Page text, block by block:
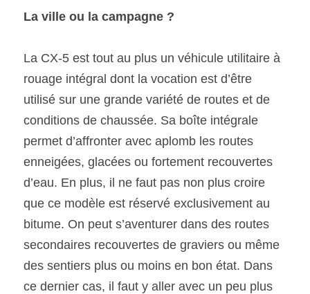
La ville ou la campagne ?
La CX-5 est tout au plus un véhicule utilitaire à
rouage intégral dont la vocation est d’être
utilisé sur une grande variété de routes et de
conditions de chaussée. Sa boîte intégrale
permet d’affronter avec aplomb les routes
enneigées, glacées ou fortement recouvertes
d’eau. En plus, il ne faut pas non plus croire
que ce modèle est réservé exclusivement au
bitume. On peut s’aventurer dans des routes
secondaires recouvertes de graviers ou même
des sentiers plus ou moins en bon état. Dans
ce dernier cas, il faut y aller avec un peu plus